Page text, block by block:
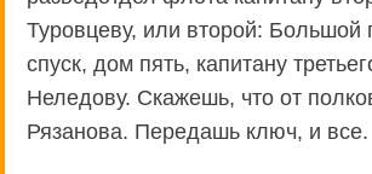
Туровцеву, или второй: Большой
спуск, дом пять, капитану
Неледову. Скажешь, что от
Рязанова. Передашь ключ, и все.